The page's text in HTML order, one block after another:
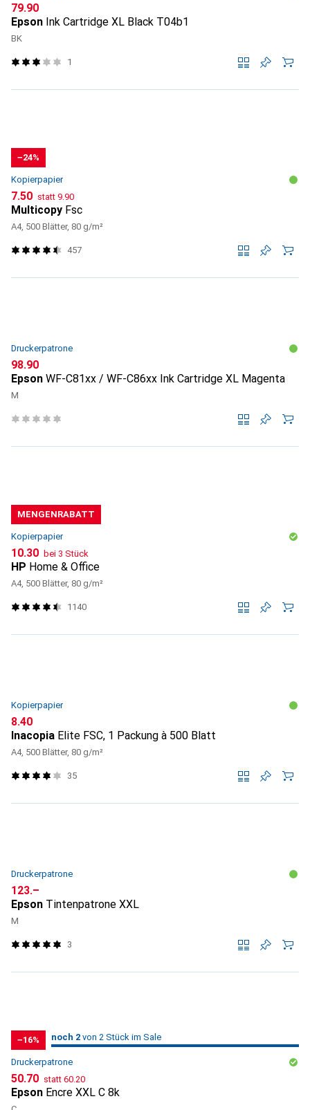
CHF
79.90
Epson Ink Cartridge XL Black T04b1
BK
1
−24%
Kopierpapier
CHF
7.50 statt CHF
9.90
Multicopy Fsc
A4, 500 Blätter, 80 g/m²
457
Druckerpatrone
CHF
98.90
Epson WF-C81xx / WF-C86xx Ink Cartridge XL Magenta
M
MENGENRABATT
Kopierpapier
CHF
10.30 bei 3 Stück
HP Home & Office
A4, 500 Blätter, 80 g/m²
1140
Kopierpapier
CHF
8.40
Inacopia Elite FSC, 1 Packung à 500 Blatt
A4, 500 Blätter, 80 g/m²
35
Druckerpatrone
CHF
123.–
Epson Tintenpatrone XXL
M
3
−16% 2 / 2
2 / 2 im Sale
noch 2 von 2 Stück im Sale
Druckerpatrone
CHF
50.70 statt CHF
60.20
Epson Encre XXL C 8k